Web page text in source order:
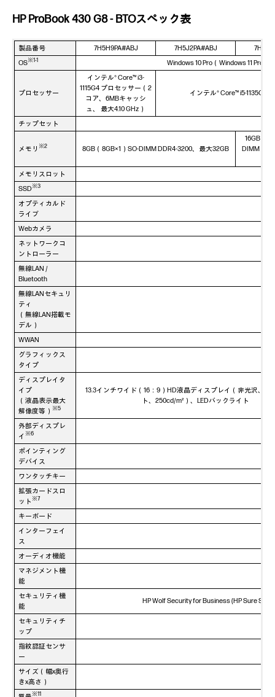
HP ProBook 430 G8 - BTOスペック表
製品番号 7H5H9PA#ABJ 7H5J2PA#ABJ
OS※1-1 Windows 10 Pro（Windows 11 Pro
プロセッサー
インテル® Core™ i3-
1115G4 プロセッサー（2
コア、6MBキャッシ
ュ、 最大4.10 GHz）
インテル® Core™ i5-1135G7
チップセット
メモリ ※2 8GB（8GB×1）SO-DIMM DDR4-3200、最大32GB
16GB（
DIMM
メモリスロット
SSD※3
オプティカルド
ライブ
Webカメラ
ネットワークコ
ントローラー
無線LAN /
Bluetooth
無線LANセキュリ
ティ
（無線LAN搭載モ
デル）
WWAN
グラフィックス
タイプ
ディスプレイタ
イプ
（液晶表示最大
解像度等） ※5
13.3インチワイド（16：9）HD液晶ディスプレイ（非光沢、
ト、250cd/m²）、LEDバックライト
外部ディスプレ
イ ※6
ポインティング
デバイス
ワンタッチキー
拡張カードスロ
ット ※7
キーボード
インターフェイ
ス
オーディオ機能
マネジメント機
能
セキュリティ機
能
HP Wolf Security for Business (HP Sure
セキュリティチ
ップ
指紋認証センサ
ー
サイズ（幅x奥行
きx高さ）
※11